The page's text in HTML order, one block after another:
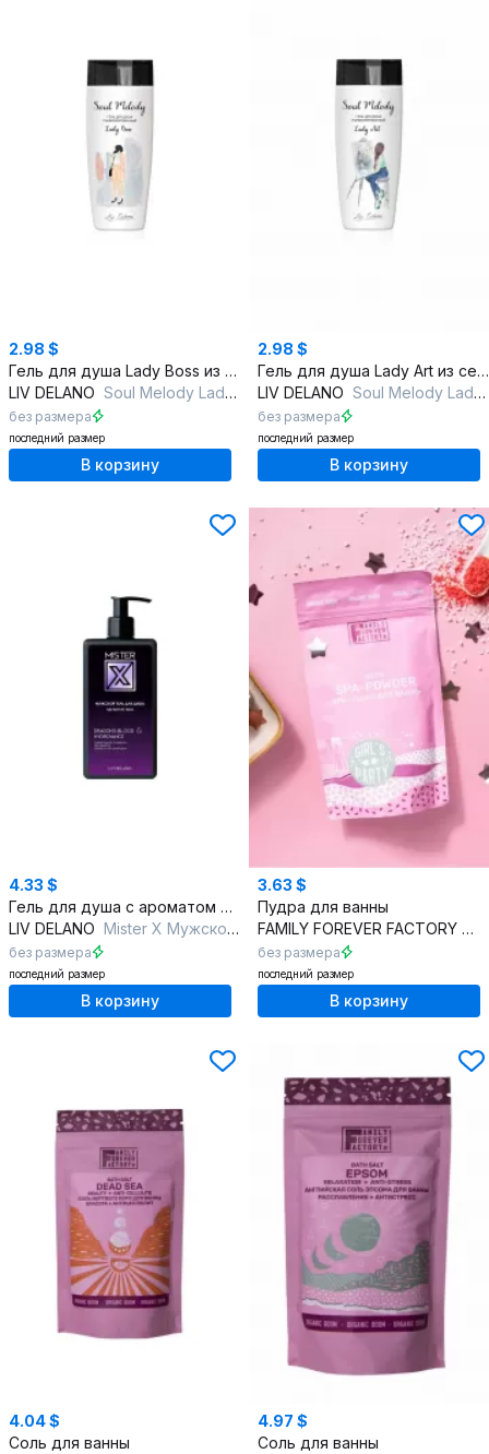
2.98 $
Гель для душа Lady Boss из серии Soul Melody
LIV DELANO Soul Melody Lady Boss Гель для душа парфюмированный
без размера
последний размер
В корзину
2.98 $
Гель для душа Lady Art из серии Soul Melody
LIV DELANO Soul Melody Lady Art Гель для душа парфюмированный
без размера
последний размер
В корзину
4.33 $
Гель для душа с ароматом Dragon’s Blood и увлажнением
LIV DELANO Mister X Мужской гель для душа Sensitive skin
без размера
последний размер
В корзину
3.63 $
Пудра для ванны
FAMILY FOREVER FACTORY
без размера
последний размер
В корзину
4.04 $
Соль для ванны
4.97 $
Соль для ванны